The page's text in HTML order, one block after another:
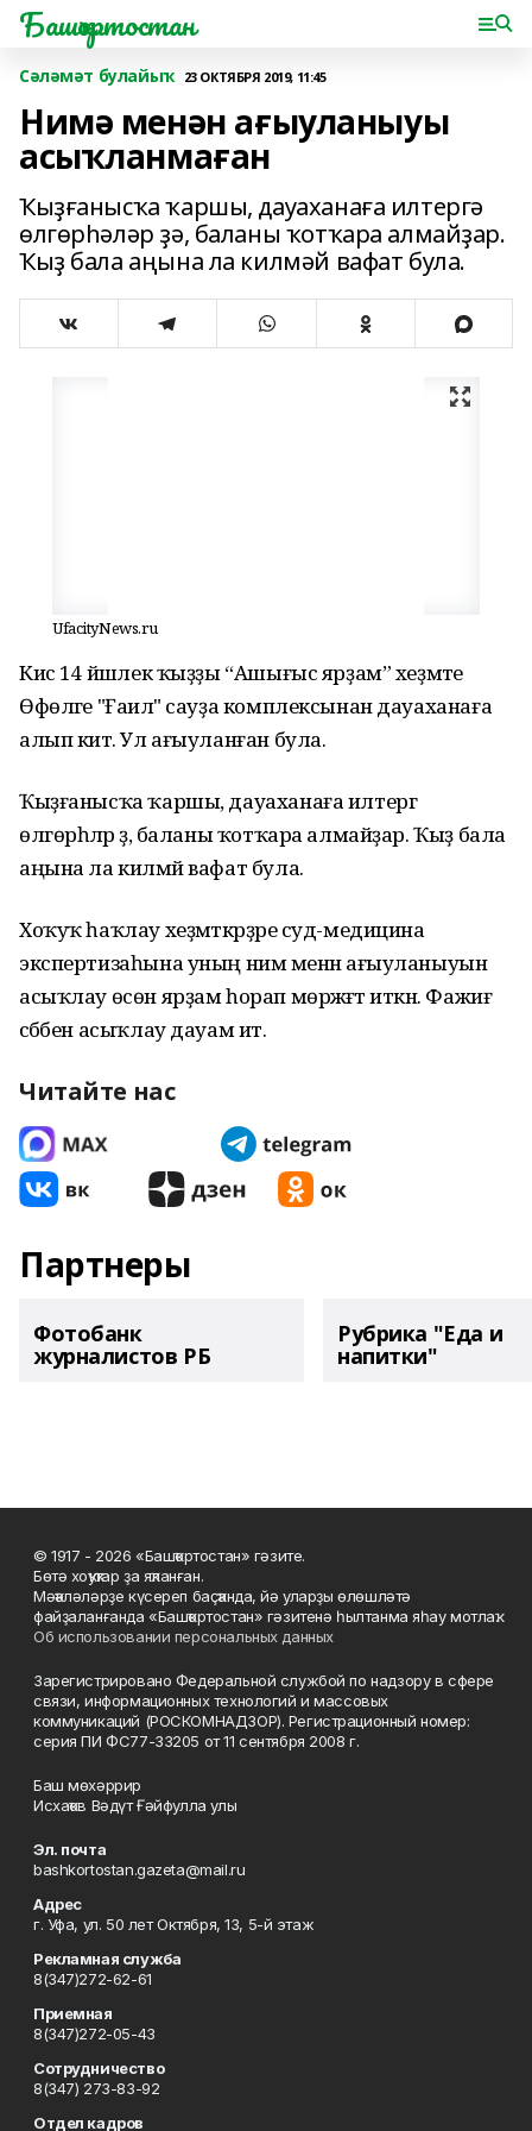
Башҡортостан
Сәләмәт булайыҡ 23 ОКТЯБРЯ 2019, 11:45
Нимә менән ағыуланыуы
асыҡланмаған
Ҡыҙғанысҡа ҡаршы, дауаханаға илтергә
өлгөрһәләр ҙә, баланы ҡотҡара алмайҙар.
Ҡыҙ бала аңына ла килмәй вафат була.
UfacityNews.ru
Кисә 14 йәшлек ҡыҙҙы “Ашығыс ярҙам” хеҙмәте
Өфөләге "Ғаилә" сауҙа комплексынан дауаханаға
алып китә. Ул ағыуланған була.
Ҡыҙғанысҡа ҡаршы, дауаханаға илтергә
өлгөрһәләр ҙә, баланы ҡотҡара алмайҙар. Ҡыҙ бала
аңына ла килмәй вафат була.
Хоҡуҡ һаҡлау хеҙмәткәрҙәре суд-медицина
экспертизаһына уның нимә менән ағыуланыуын
асыҡлау өсөн ярҙам һорап мөрәжәғәт иткән. Фажиғә
сәбәбен асыҡлау дауам итә.
Читайте нас
Партнеры
Фотобанк
журналистов РБ
Рубрика "Еда и
напитки"
© 1917 - 2026 «Башҡортостан» гәзите.
Бөтә хоҡуҡтар ҙа яҡланған.
Мәҡәләләрҙе күсереп баҫҡанда, йә уларҙы өлөшләтә
файҙаланғанда «Башҡортостан» гәзитенә һылтанма яһау мотлаҡ.
Об использовании персональных данных
Зарегистрировано Федеральной службой по надзору в сфере
связи, информационных технологий и массовых
коммуникаций (РОСКОМНАДЗОР). Регистрационный номер:
серия ПИ ФС77-33205 от 11 сентября 2008 г.
Баш мөхәррир
Исхаҡов Вәдүт Ғәйфулла улы
Эл. почта
bashkortostan.gazeta@mail.ru
Адрес
г. Уфа, ул. 50 лет Октября, 13, 5-й этаж
Рекламная служба
8(347)272-62-61
Приемная
8(347)272-05-43
Сотрудничество
8(347) 273-83-92
Отдел кадров